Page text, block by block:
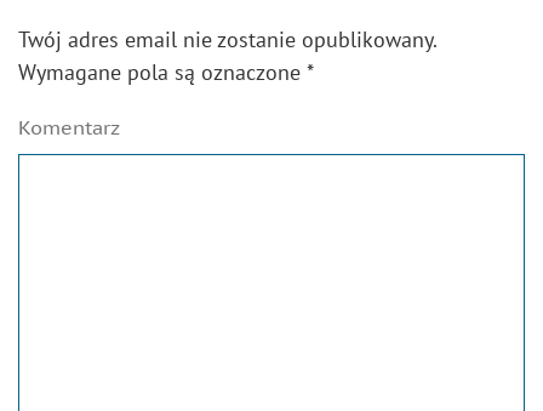
Twój adres email nie zostanie opublikowany.
Wymagane pola są oznaczone *
Komentarz